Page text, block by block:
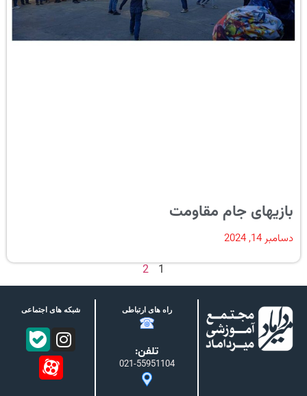
بازیهای جام مقاومت
دسامبر 14, 2024
1
2
راه های ارتباطی
تلفن:
021-55951104
شبکه های اجتماعی